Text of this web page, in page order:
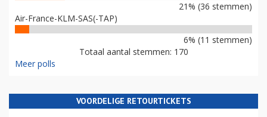
21% (36 stemmen)
Air-France-KLM-SAS(-TAP)
6% (11 stemmen)
Totaal aantal stemmen: 170
Meer polls
VOORDELIGE RETOURTICKETS